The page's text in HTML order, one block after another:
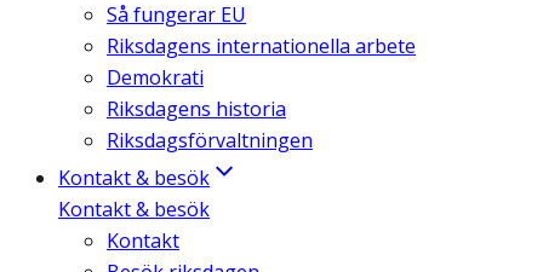
Så fungerar EU
Riksdagens internationella arbete
Demokrati
Riksdagens historia
Riksdagsförvaltningen
Kontakt & besök
Kontakt & besök
Kontakt